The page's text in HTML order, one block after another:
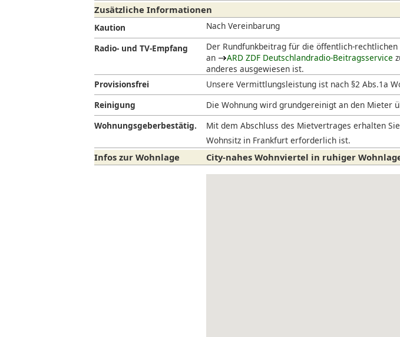
Zusätzliche Informationen
Kaution
Nach Vereinbarung
Radio- und TV-Empfang
Der Rundfunkbeitrag für die öffentlich-
an
ARD ZDF Deutschlandradio-Beitragsservice
anderes ausgewiesen ist.
Provisionsfrei
Unsere Vermittlungsleistung ist nach §2 Abs.1a
Reinigung
Die Wohnung wird grundgereinigt an den Mieter
Wohnungsgeberbestätig.
Mit dem Abschluss des Mietvertrages erhalten
Wohnsitz in Frankfurt erforderlich ist.
Infos zur Wohnlage City-nahes Wohnviertel in ruhiger